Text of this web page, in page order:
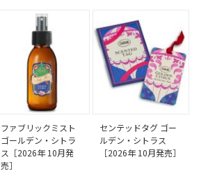
ファブリックミスト
ゴールデン・シトラ
ス［2026年 10月発
売］
センテッドタグ ゴー
ルデン・シトラス
［2026年 10月発売］